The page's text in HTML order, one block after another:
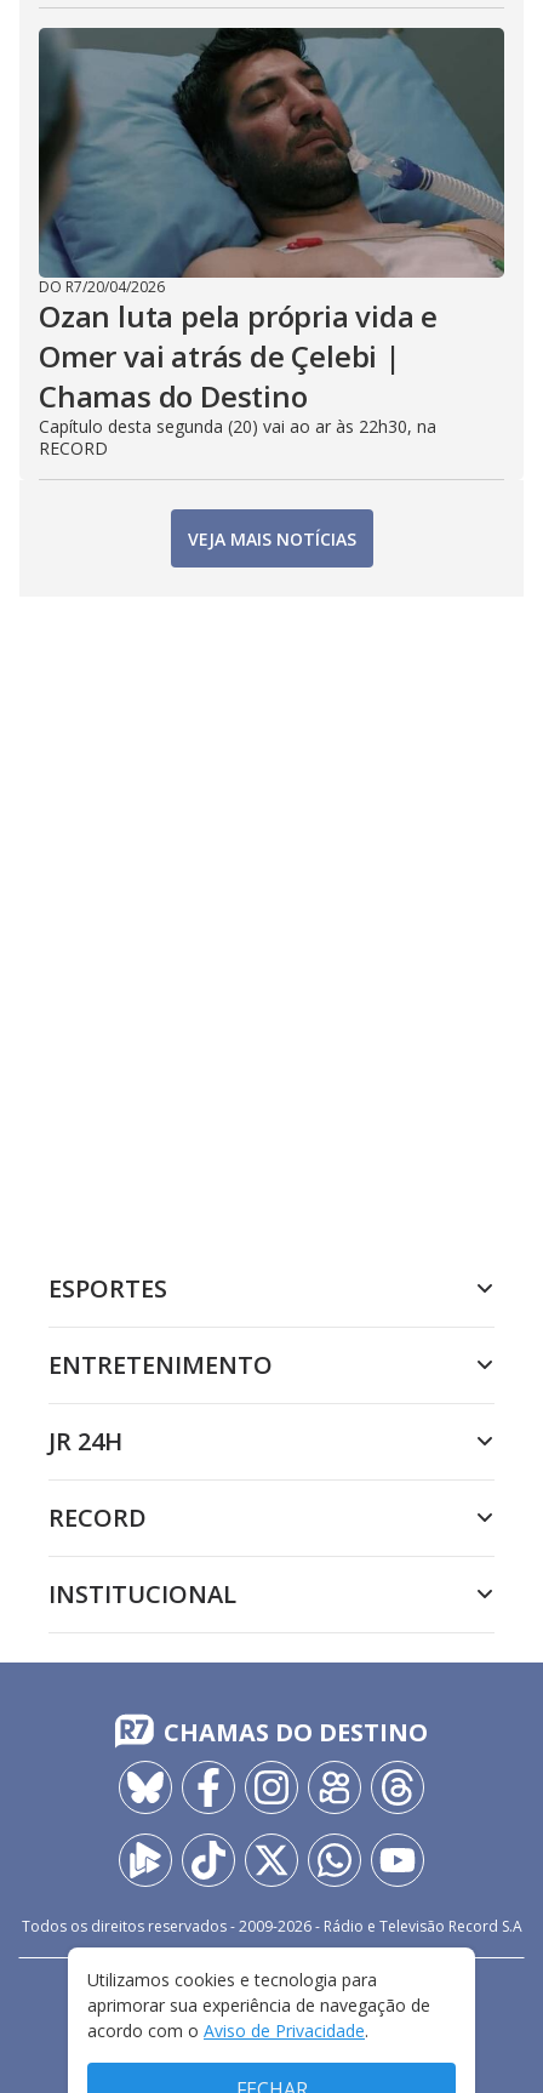
DO R7/20/04/2026
Ozan luta pela própria vida e
Omer vai atrás de Çelebi |
Chamas do Destino
Capítulo desta segunda (20) vai ao ar às 22h30, na
RECORD
VEJA MAIS NOTÍCIAS
ESPORTES
ENTRETENIMENTO
JR 24H
RECORD
INSTITUCIONAL
CHAMAS DO DESTINO
Todos os direitos reservados - 2009-2026- Rádio e Televisão Record S.A
FALE CONOSCO
PRIVACIDADE
TERMOS E CONDIÇÕES DE USO
Utilizamos cookies e tecnologia para
aprimorar sua experiência de navegação de
acordo com o Aviso de Privacidade.